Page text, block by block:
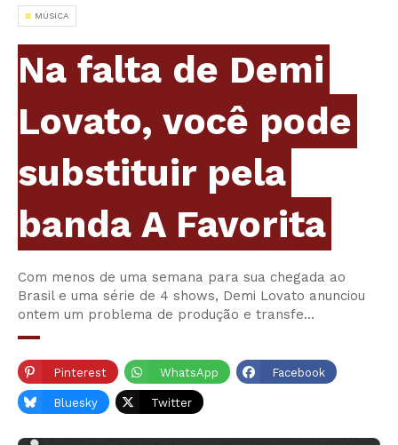
MÚSICA
Na falta de Demi
Lovato, você pode
substituir pela
banda A Favorita
Com menos de uma semana para sua chegada ao
Brasil e uma série de 4 shows, Demi Lovato anunciou
ontem um problema de produção e transfe…
Pinterest WhatsApp Facebook
Bluesky Twitter